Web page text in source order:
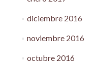
diciembre 2016
noviembre 2016
octubre 2016